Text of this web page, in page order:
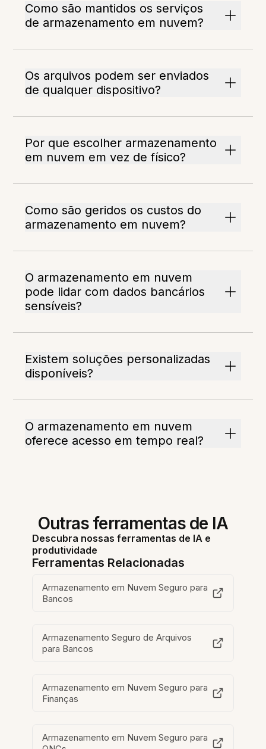
Como são mantidos os serviços
de armazenamento em nuvem?
Os arquivos podem ser enviados
de qualquer dispositivo?
Por que escolher armazenamento
em nuvem em vez de físico?
Como são geridos os custos do
armazenamento em nuvem?
O armazenamento em nuvem
pode lidar com dados bancários
sensíveis?
Existem soluções personalizadas
disponíveis?
O armazenamento em nuvem
oferece acesso em tempo real?
Outras ferramentas de IA
Descubra nossas ferramentas de IA e
produtividade
Ferramentas Relacionadas
Armazenamento em Nuvem Seguro para
Bancos
Armazenamento Seguro de Arquivos
para Bancos
Armazenamento em Nuvem Seguro para
Finanças
Armazenamento em Nuvem Seguro para